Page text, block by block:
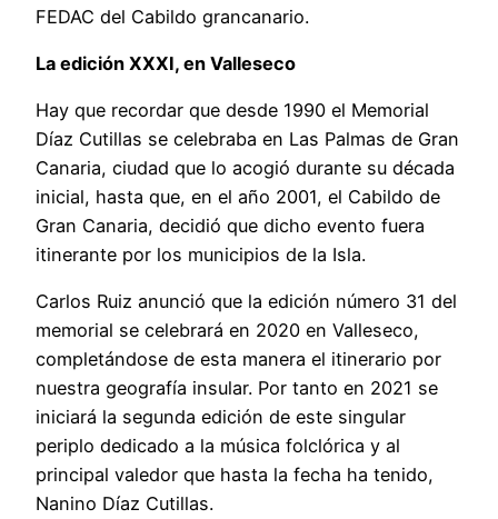
FEDAC del Cabildo grancanario.
La edición XXXI, en Valleseco
Hay que recordar que desde 1990 el Memorial
Díaz Cutillas se celebraba en Las Palmas de Gran
Canaria, ciudad que lo acogió durante su década
inicial, hasta que, en el año 2001, el Cabildo de
Gran Canaria, decidió que dicho evento fuera
itinerante por los municipios de la Isla.
Carlos Ruiz anunció que la edición número 31 del
memorial se celebrará en 2020 en Valleseco,
completándose de esta manera el itinerario por
nuestra geografía insular. Por tanto en 2021 se
iniciará la segunda edición de este singular
periplo dedicado a la música folclórica y al
principal valedor que hasta la fecha ha tenido,
Nanino Díaz Cutillas.